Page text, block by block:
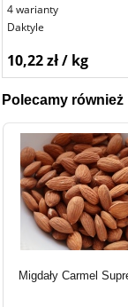
4 warianty
Daktyle
10,22 zł / kg
Polecamy również
Migdały Carmel